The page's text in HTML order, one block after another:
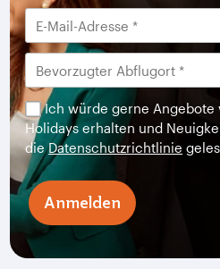
Ich würde gerne Angebote
Holidays erhalten und
dieDatenschutzrichtlinie
Anmelden